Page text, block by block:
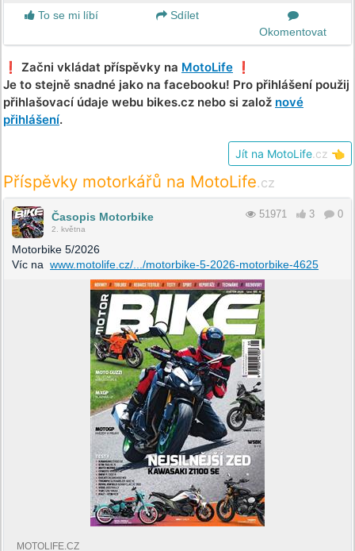
To se mi líbí
Sdílet
Okomentovat
❗️ Začni vkládat příspěvky na MotoLife ❗️
Je to stejně snadné jako na facebooku! Pro přihlášení použij
přihlašovací údaje webu bikes.cz nebo si založ nové
přihlášení.
Jít na MotoLife .cz 👈
Příspěvky motorkářů na MotoLife.cz
Časopis Motorbike
2. května
51971 3 0
Motorbike 5/2026
Víc na www.motolife.cz/.../motorbike-5-2026-motorbike-4625
MOTOLIFE.CZ